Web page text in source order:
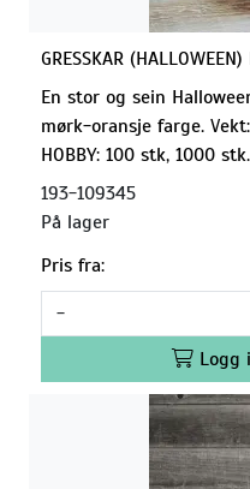
GRESSKAR
En stor og sein
mørk-oransje farge.
HOBBY: 100 stk, 1000 stk.
193-109345
På lager
Pris fra:
-
Logg